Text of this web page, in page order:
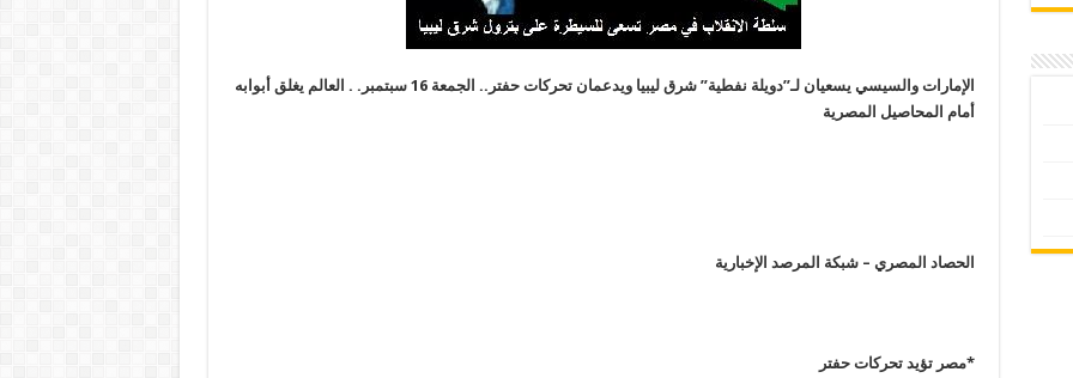
الإمارات والسيسي يسعيان لـ”دويلة نفطية” شرق ليبيا ويدعمان تحركات حفتر..
الجمعة 16 سبتمبر. . العالم يغلق أبوابه
أمام المحاصيل المصرية
الحصاد المصري – شبكة المرصد الإخبارية
*مصر تؤيد تحركات حفتر